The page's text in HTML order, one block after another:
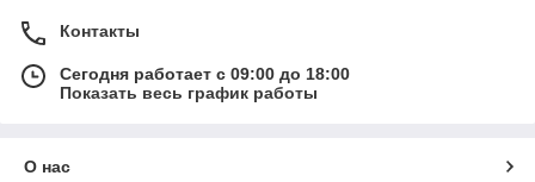
Контакты
Сегодня работает с 09:00 до 18:00
Показать весь график работы
О нас